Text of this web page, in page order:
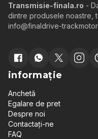
Transmisie-finala.ro -
dintre produsele noastre,
info@finaldrive-
informație
Anchetă
Egalare de pret
Despre noi
Contactați-ne
FAQ